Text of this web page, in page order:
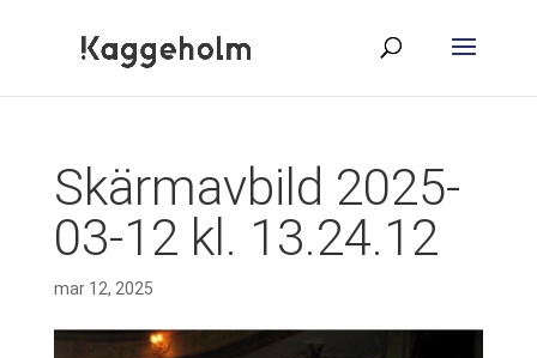
Skärmavbild 2025-
03-12 kl. 13.24.12
mar 12, 2025